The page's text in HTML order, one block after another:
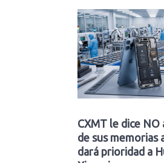
CXMT le dice NO
de sus memorias
dará prioridad a